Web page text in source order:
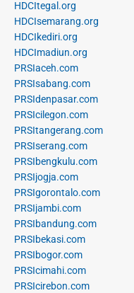
HDCItegal.org
HDCIsemarang.org
HDCIkediri.org
HDCImadiun.org
PRSIaceh.com
PRSIsabang.com
PRSIdenpasar.com
PRSIcilegon.com
PRSItangerang.com
PRSIserang.com
PRSIbengkulu.com
PRSIjogja.com
PRSIgorontalo.com
PRSIjambi.com
PRSIbandung.com
PRSIbekasi.com
PRSIbogor.com
PRSIcimahi.com
PRSIcirebon.com